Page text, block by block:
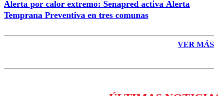
Alerta por calor extremo: Senapred activa Alerta
Temprana Preventiva en tres comunas
VER MÁS